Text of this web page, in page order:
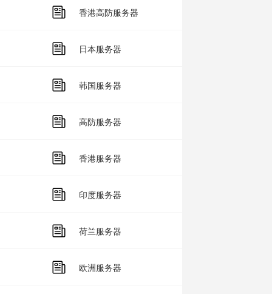
香港高防服务器
日本服务器
韩国服务器
高防服务器
香港服务器
印度服务器
荷兰服务器
欧洲服务器